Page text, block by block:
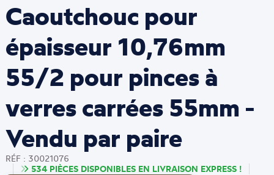
Caoutchouc pour
épaisseur 10,76mm
55/2 pour pinces à
verres carrées 55mm -
Vendu par paire
RÉF : 30021076
534 PIÈCES DISPONIBLES EN LIVRAISON EXPRESS !